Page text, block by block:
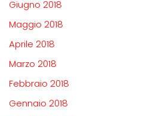
Giugno 2018
Maggio 2018
Aprile 2018
Marzo 2018
Febbraio 2018
Gennaio 2018